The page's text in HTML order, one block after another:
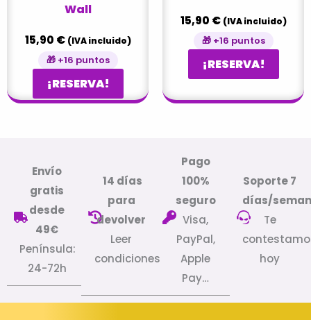
Wall
15,90 € (IVA incluido)
🎁 +16 puntos
¡RESERVA!
15,90 € (IVA incluido)
🎁 +16 puntos
¡RESERVA!
Envío
gratis
desde
49€
Península:
24-72h
14 días
para
devolver
Leer
condiciones
Pago
100%
seguro
Visa,
PayPal,
Apple
Pay…
Soporte 7
días/
Te
hoy